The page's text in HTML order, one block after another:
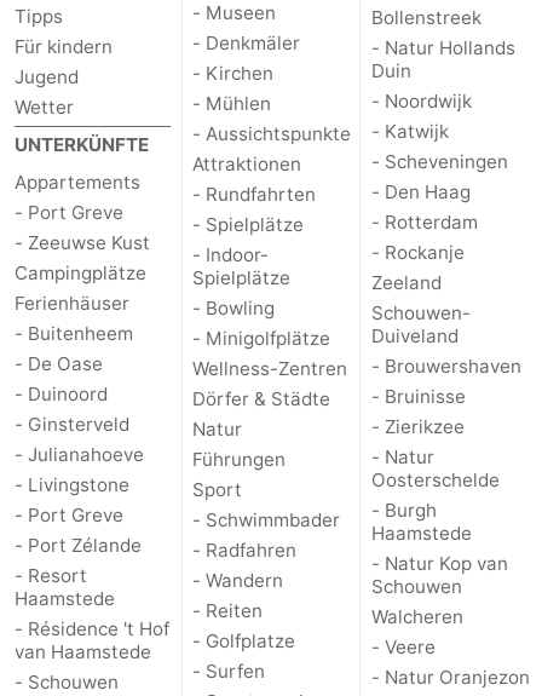
Port
Greve
-
Port
Zélande
-
Resort
Haamstede
-
Résidence
't
Hof
Haamstede
-
Schouwen
-
Schouwse
-
Haert
Wijde
Blick
-
Zeeland
Village
-
Zeeuwse
Kust
-
Zonnedorp
Hof
Hotels
Zimmer
Tipps
Für kindern
Jugend
Wetter
UNTERKÜNFTE
Appartements
- Port Greve
- Zeeuwse Kust
Campingplätze
Ferienhäuser
- Buitenheem
- De Oase
- Duinoord
- Ginsterveld
- Julianahoeve
- Livingstone
- Port Greve
- Port Zélande
- Resort
Haamstede
- Résidence 't Hof
van Haamstede
- Schouwen
- Museen
- Denkmäler
- Kirchen
- Mühlen
- Aussichtspunkte
Attraktionen
- Rundfahrten
- Spielplätze
- Indoor-
Spielplätze
- Bowling
- Minigolfplätze
Wellness-Zentren
Dörfer & Städte
Natur
Führungen
Sport
- Schwimmbader
- Radfahren
- Wandern
- Reiten
- Golfplatze
- Surfen
Bollenstreek
- Natur Hollands
Duin
- Noordwijk
- Katwijk
- Scheveningen
- Den Haag
- Rotterdam
- Rockanje
Zeeland
Schouwen-
Duiveland
- Brouwershaven
- Bruinisse
- Zierikzee
- Natur
Oosterschelde
- Burgh
Haamstede
- Natur Kop van
Schouwen
Walcheren
- Veere
- Natur Oranjezon